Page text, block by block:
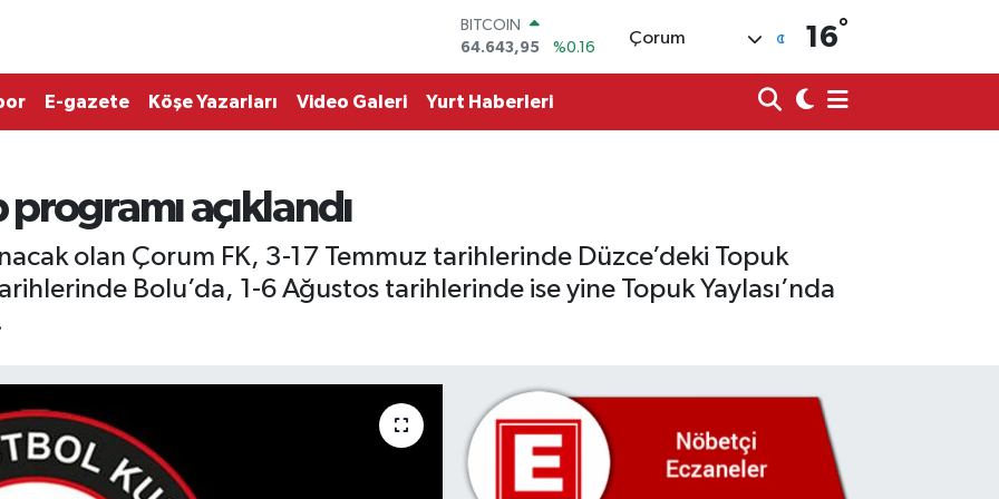
DOLAR
47,6704
%0
EURO
55,0406
%-0.08
Çorum 16°
E-gazete Köşe Yazarları Video Galeri Yurt Haberleri
açıklandı
olan Çorum FK, 3-17 Temmuz tarihlerinde Düzce’deki Topuk
Bolu’da, 1-6 Ağustos tarihlerinde ise yine Topuk Yaylası’nda